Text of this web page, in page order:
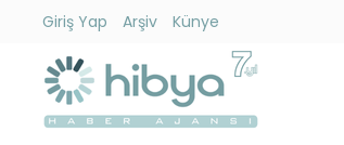
Giriş Yap Arşiv Künye
Gündem